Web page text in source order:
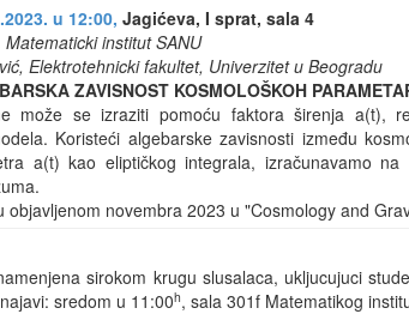
u 12:00, Jagićeva, I sprat, sala 4
institut SANU
Elektrotehnicki fakultet, Univerzitet u Beogradu
ZAVISNOST KOSMOLOŠKOH
može se izraziti pomoću faktora širenja a(t),
Koristeći algebarske zavisnosti između
a(t) kao eliptičkog integrala, izračunavamo
objavljenom novembra 2023 u "Cosmology and
sirokom krugu slusalaca, ukljucujuci
sredom u 11:00h, sala 301f Matematikog